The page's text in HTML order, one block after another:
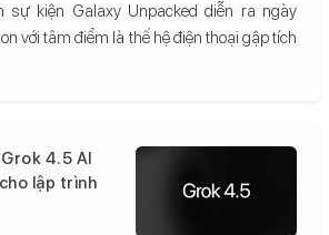
sự kiện Galaxy Unpacked diễn ra ngày
với tâm điểm là thế hệ điện thoại gập tích
4.5 AI
lập trình